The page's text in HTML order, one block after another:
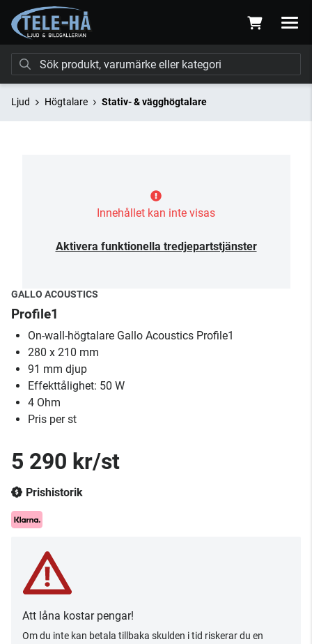
Ljud Högtalare Stativ- & vägghögtalare
Innehållet kan inte visas
Aktivera funktionella tredjepartstjänster
GALLO ACOUSTICS
Profile1
On-wall-högtalare Gallo Acoustics Profile1
280 x 210 mm
91 mm djup
Effekttålighet: 50 W
4 Ohm
Pris per st
5 290 kr/st
Prishistorik
Att låna kostar pengar!
Om du inte kan betala tillbaka skulden i tid riskerar du en